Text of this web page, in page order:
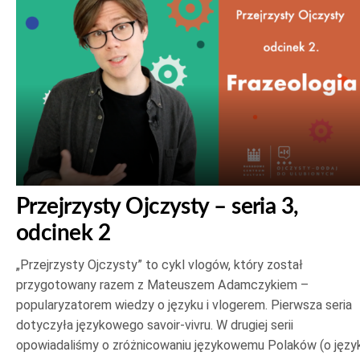
Przejrzysty Ojczysty – seria 3,
odcinek 2
„Przejrzysty Ojczysty” to cykl vlogów, który został
przygotowany razem z Mateuszem Adamczykiem –
popularyzatorem wiedzy o języku i vlogerem. Pierwsza seria
dotyczyła językowego savoir-vivru. W drugiej serii
opowiadaliśmy o zróżnicowaniu językowemu Polaków (o